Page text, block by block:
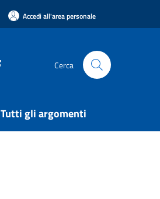
Accedi all'area personale
Cerca
Tutti gli argomenti